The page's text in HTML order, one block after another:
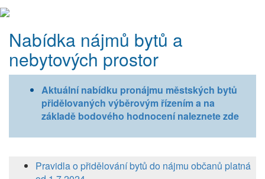
Nabídka nájmů bytů a
nebytových prostor
Aktuální nabídku pronájmu městských bytů
přidělovaných výběrovým řízením a na
základě bodového hodnocení naleznete zde
Pravidla o přidělování bytů do nájmu občanů platná